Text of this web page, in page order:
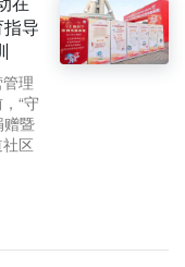
导
理
“守
赠暨
区